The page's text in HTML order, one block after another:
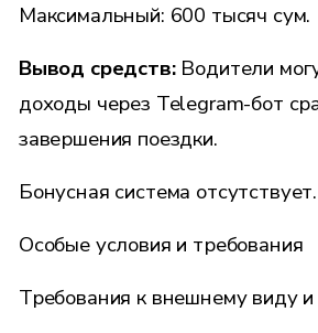
Максимальный: 600 тысяч сум.
Вывод средств: Водители
доходы через Telegram-бот
завершения поездки.
Бонусная система отсутствует.
Особые условия и требования
Требования к внешнему виду